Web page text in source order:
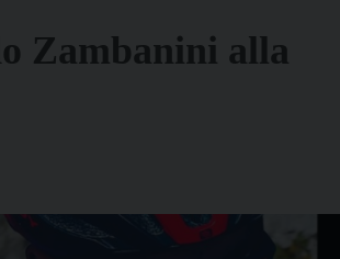
Zambanini alla